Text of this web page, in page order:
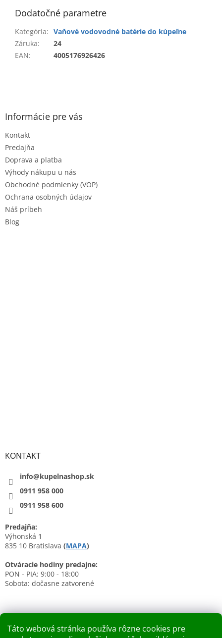
Táto webová stránka používa rôzne cookies pre
Dodatočné parametre
Kategória: Vaňové vodovodné batérie do kúpeľne
Záruka:
24
EAN: 4005176926426
Z
Informácie pre vás
Kontakt
Predajňa
Doprava a platba
Výhody nákupu u nás
Obchodné podmienky (VOP)
Ochrana osobných údajov
Náš príbeh
Blog
KONTAKT
info@kupelnashop.sk
0911 958 000
0911 958 600
Predajňa:
Výhonská 1
835 10 Bratislava (MAPA)
Otváracie hodiny predajne:
PON - PIA: 9:00 - 18:00
Sobota: dočasne zatvorené